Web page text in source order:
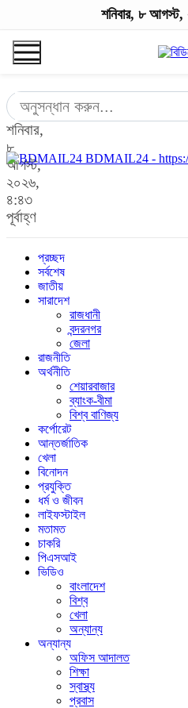
শনিবার,
৮
আগস্ট,
২০২৬,
৪:৪৩
পূর্বাহ্ণ
BDMAIL24 -
প্রচ্ছদ
সর্বশেষ
জাতীয়
সারাদেশ
রাজধানী
বন্দরনগর
জেলা
রাজনীতি
অর্থনীতি
শেয়ারবাজার
ব্যাংক-বীমা
বিশ্ব বাণিজ্য
কর্পোরেট
আন্তর্জাতিক
খেলা
বিনোদন
প্রযুক্তি
ধর্ম ও জীবন
লাইফস্টাইল
মতামত
চাকরি
পিএসআই
ভিডিও
বাংলাদেশ
বিশ্ব
খেলা
অন্যান্য
অন্যান্য
অফিস আদালত
শিক্ষা
স্বাস্থ্য
প্রবাস
শনিবার, ৮